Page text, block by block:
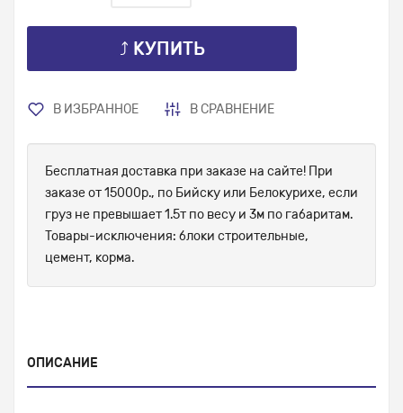
⤴ КУПИТЬ
В ИЗБРАННОЕ В СРАВНЕНИЕ
Бесплатная доставка при заказе на сайте! При
заказе от 15000р., по Бийску или Белокурихе, если
груз не превышает 1.5т по весу и 3м по габаритам.
Товары-исключения: блоки строительные,
цемент, корма.
ОПИСАНИЕ